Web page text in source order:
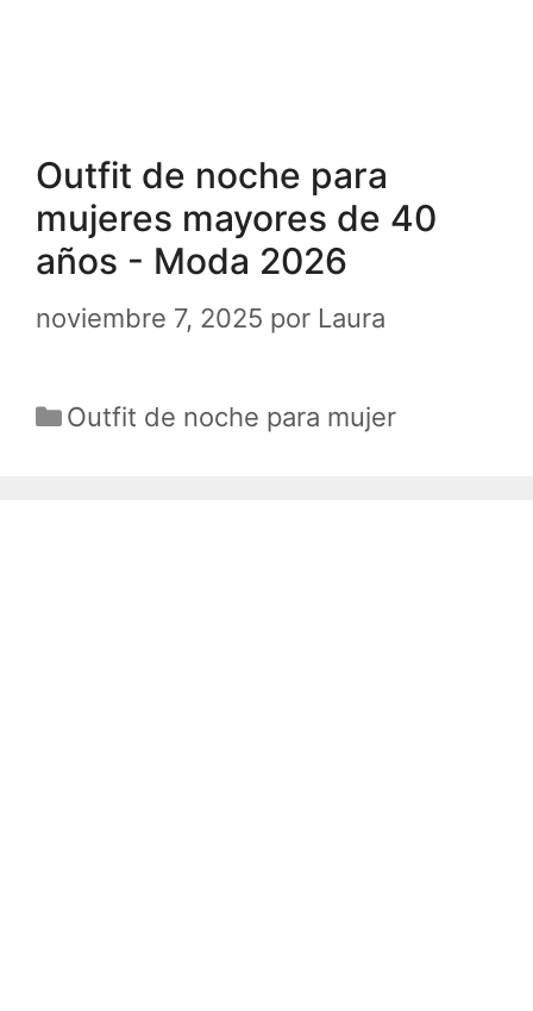
Outfit de noche para
mujeres mayores de 40
años - Moda 2026
noviembre 7, 2025 por Laura
Categorías
Outfit de noche para mujer